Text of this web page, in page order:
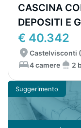
CASCINA
DEPOSITI E
€ 40.342
Castelvisconti
4 camere
2
Suggerimento